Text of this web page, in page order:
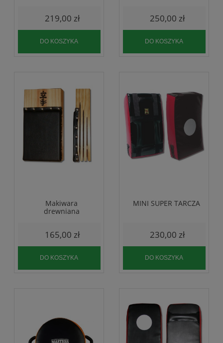
219,00 zł
DO KOSZYKA
250,00 zł
DO KOSZYKA
Makiwara
drewniana
165,00 zł
DO KOSZYKA
MINI SUPER TARCZA
230,00 zł
DO KOSZYKA